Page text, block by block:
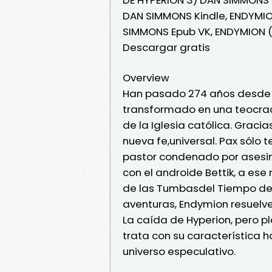
DAN SIMMONS Kindle,
SIMMONS Epub VK, ENDYMION
Descargar gratis
Overview
Han pasado 274 años
transformado en una
de la Iglesia católica.
nueva fe,universal. Pax sólo
pastor condenado por
con el androide Bettik, a
de las Tumbasdel Tiempo
aventuras, Endymion
La caída de Hyperion, pero
trata con su característica
universo especulativo.